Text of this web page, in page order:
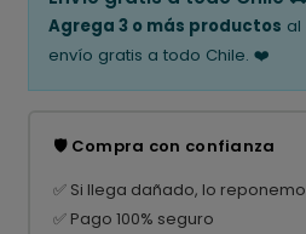
Agrega 3 o más productos al
envío gratis a todo Chile. ❤️
🛡️ Compra con confianza
✅ Si llega dañado, lo
✅ Pago 100% seguro